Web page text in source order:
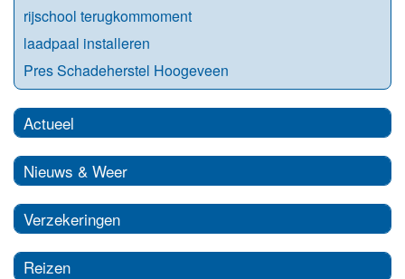
rijschool terugkommoment
laadpaal installeren
Pres Schadeherstel Hoogeveen
Actueel
Nieuws & Weer
Verzekeringen
Reizen